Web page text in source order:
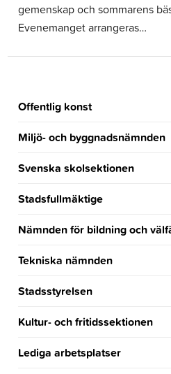
gemenskap och sommarens
Evenemanget arrangeras…
Offentlig konst
Miljö- och byggnadsnämnden
Svenska skolsektionen
Stadsfullmäktige
Nämnden för bildning och
Tekniska nämnden
Stadsstyrelsen
Kultur- och fritidssektionen
Lediga arbetsplatser